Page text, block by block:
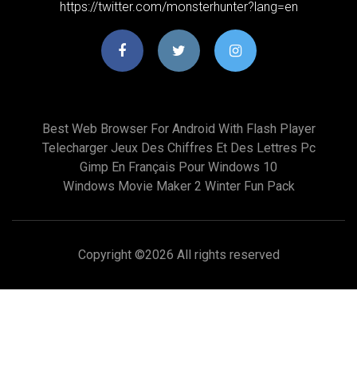
https://twitter.com/monsterhunter?lang=en
Best Web Browser For Android With Flash Player
Telecharger Jeux Des Chiffres Et Des Lettres Pc
Gimp En Français Pour Windows 10
Windows Movie Maker 2 Winter Fun Pack
Copyright ©2026 All rights reserved